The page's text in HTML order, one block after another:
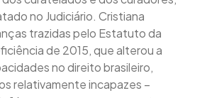
no Judiciário. Cristiana
trazidas pelo Estatuto da
de 2015, que alterou a
no direito brasileiro,
relativamente incapazes –